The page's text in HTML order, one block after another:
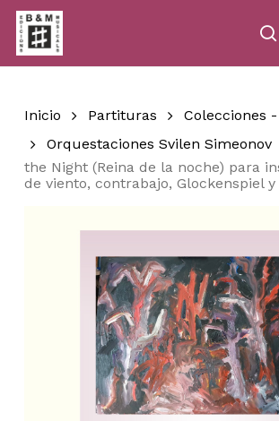
Skip
main
content
Inicio Partituras
Colecciones
Orquestaciones Svilen Simeonov
the Night (Reina de la noche) para
de viento, contrabajo, Glockenspiel